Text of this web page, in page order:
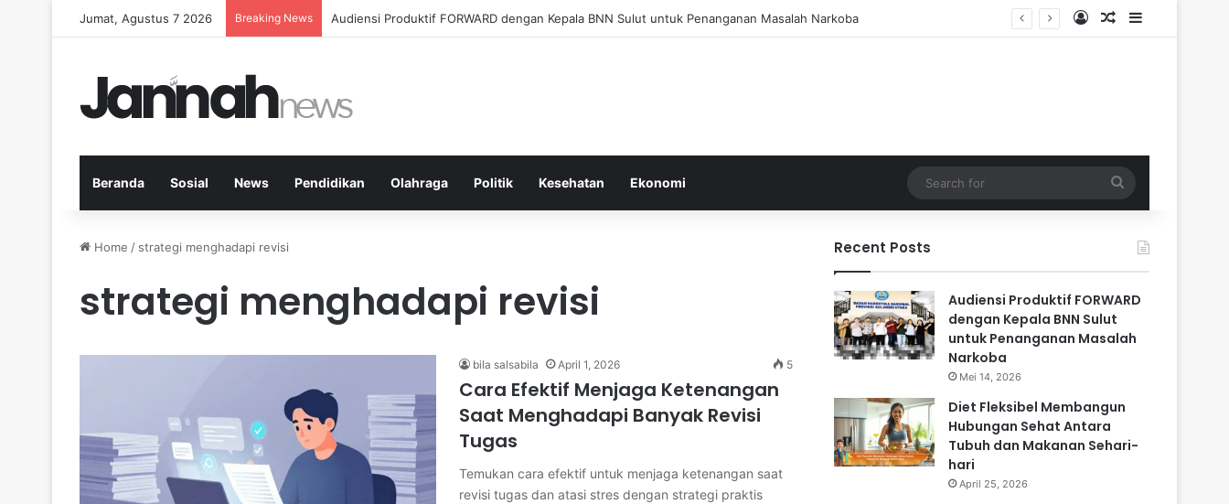
Jumat, Agustus 7 2026 Breaking News Diet Fleksibel Membangun Hubungan Sehat Antara Tubuh dan Makanan Sehari-hari Log InRandom Article
Sidebar
Beranda Sosial News Pendidikan Olahraga Politik Kesehatan Ekonomi
for
Home / strategi menghadapi revisi
strategi menghadapi revisi
bila salsabila April 1, 2026 5
Cara Efektif Menjaga Ketenangan
Saat Menghadapi Banyak Revisi
Tugas
Temukan cara efektif untuk menjaga ketenangan saat
revisi tugas dan atasi stres dengan strategi praktis
Recent Posts
Audiensi Produktif FORWARD
dengan Kepala BNN Sulut
untuk Penanganan Masalah
Narkoba
Mei 14, 2026
Diet Fleksibel Membangun
Hubungan Sehat Antara
Tubuh dan Makanan Sehari-
hari
April 25, 2026